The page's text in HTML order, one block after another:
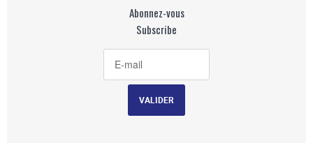
Abonnez-vous
Subscribe